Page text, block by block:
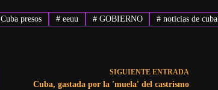
Cuba presos #eeuu #GOBIERNO # noticias de cuba
SIGUIENTE ENTRADA
Cuba, gastada por la 'muela' del castrismo